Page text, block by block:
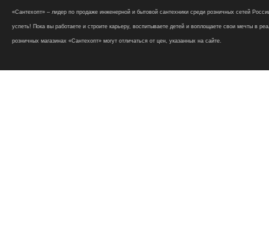
«Сантехопт» – лидер по продаже инженерной и бытовой сантехники среди розничных сетей
успеть! Пока вы работаете и строите карьеру, воспитываете детей и воплощаете свои мечты в
розничных магазинах «Сантехопт» могут отличаться от цен, указанных на сайте.